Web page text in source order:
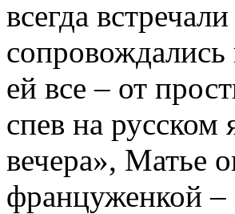
всегда
ей все – от
спев на
вечера», Матье
француженкой